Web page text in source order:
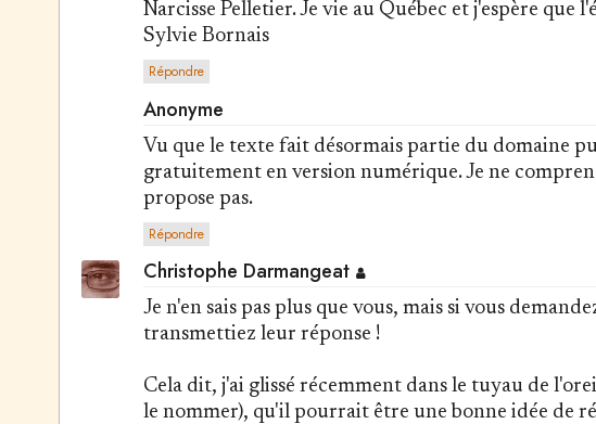
Narcisse Pelletier. Je vie au Québec et j'espère
Sylvie Bornais
Répondre
Anonyme
Vu que le texte fait désormais partie du domaine
gratuitement en version numérique. Je ne
propose pas.
Répondre
Christophe Darmangeat
Je n'en sais pas plus que vous, mais si vous
transmettiez leur réponse !
Cela dit, j'ai glissé récemment dans le tuyau de
le nommer), qu'il pourrait être une bonne idée de